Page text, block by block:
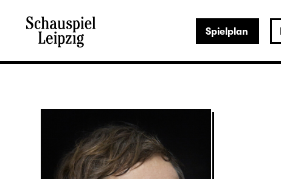
Spielplan